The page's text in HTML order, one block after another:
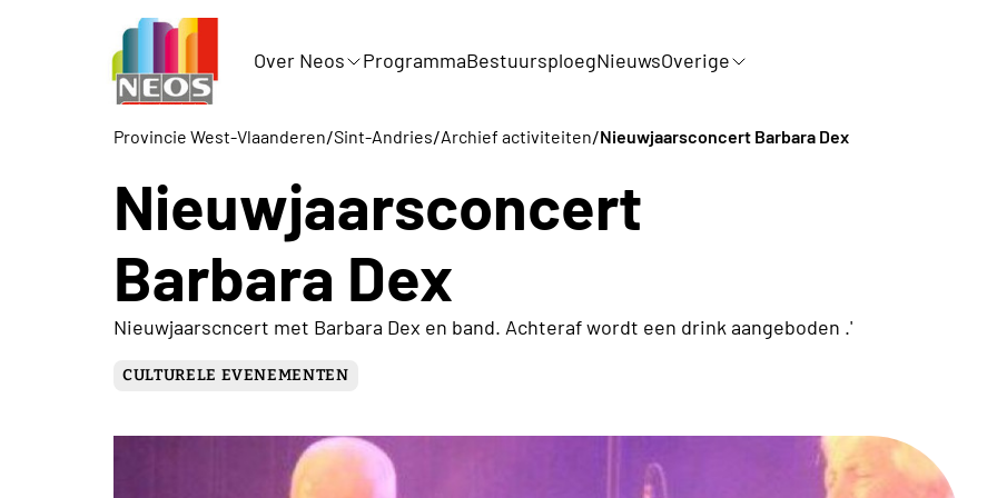
Over Neos ProgrammaBestuursploegNieuwsOverige
Provincie West-Vlaanderen/Sint-Andries/Archief activiteiten/Nieuwjaarsconcert Barbara Dex
Nieuwjaarsconcert
Barbara Dex
Nieuwjaarscncert met Barbara Dex en band. Achteraf wordt een drink aangeboden .'
CULTURELE EVENEMENTEN